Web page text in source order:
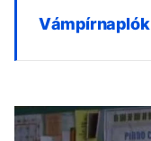
Vámpírnaplók